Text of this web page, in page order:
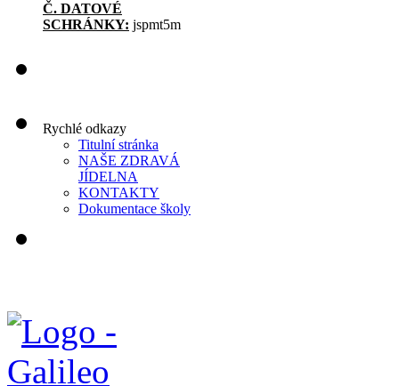
Č. DATOVÉ
SCHRÁNKY: jspmt5m
Rychlé odkazy
Titulní stránka
NAŠE ZDRAVÁ
JÍDELNA
KONTAKTY
Dokumentace školy